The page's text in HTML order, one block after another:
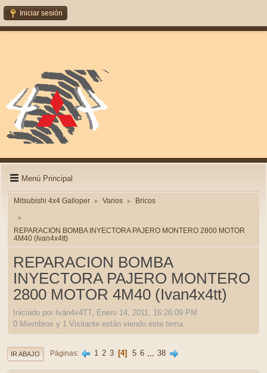
Iniciar sesión
Menú Principal
Mitsubishi 4x4 Galloper ► Varios ► Bricos
►
REPARACION BOMBA INYECTORA PAJERO MONTERO 2800 MOTOR
4M40 (Ivan4x4tt)
REPARACION BOMBA
INYECTORA PAJERO MONTERO
2800 MOTOR 4M40 (Ivan4x4tt)
Iniciado por Iván4x4TT, Enero 14, 2011, 16:26:09 PM
0 Miembros y 1 Visitante están viendo este tema.
IR ABAJO Páginas 1 2 3 4 5 6 ... 38